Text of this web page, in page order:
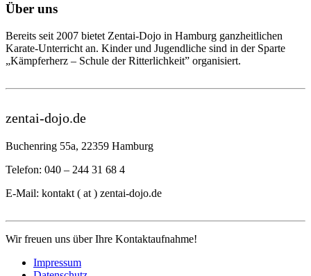
Über uns
Bereits seit 2007 bietet Zentai-Dojo in Hamburg ganzheitlichen
Karate-Unterricht an. Kinder und Jugendliche sind in der Sparte
„Kämpferherz – Schule der Ritterlichkeit” organisiert.
zentai-dojo.de
Buchenring 55a, 22359 Hamburg
Telefon: 040 – 244 31 68 4
E-Mail: kontakt ( at ) zentai-dojo.de
Wir freuen uns über Ihre Kontaktaufnahme!
Impressum